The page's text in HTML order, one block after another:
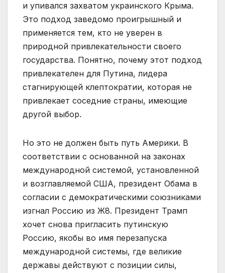
и упивался захватом украинского Крыма.
Это подход заведомо проигрышный и
применяется тем, кто не уверен в
природной привлекательности своего
государства. Понятно, почему этот подход
привлекателен для Путина, лидера
стагнирующей клептократии, которая не
привлекает соседние страны, имеющие
другой выбор.
Но это не должен быть путь Америки. В
соответствии с основанной на законах
международной системой, установленной
и возглавляемой США, президент Обама в
согласии с демократическими союзниками
изгнал Россию из Ж8. Президент Трамп
хочет снова пригласить путинскую
Россию, якобы во имя перезапуска
международной системы, где великие
державы действуют с позиции силы,